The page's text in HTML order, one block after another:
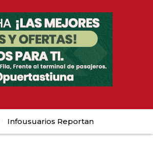
Infousuarios Reportan